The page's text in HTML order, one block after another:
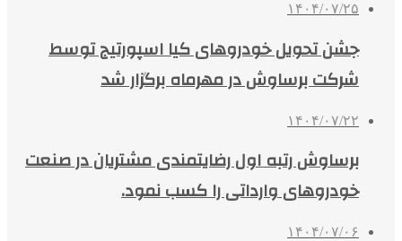
۱۴۰۴/۰۷/۲۵
جشن تحویل خودروهای کیا اسپورتیج توسط
شرکت برساوش در مهرماه برگزار شد
۱۴۰۴/۰۷/۲۲
برساوش رتبه اول رضایتمندی مشتریان در صنعت
خودروهای وارداتی را کسب نمود.
۱۴۰۴/۰۷/۰۶